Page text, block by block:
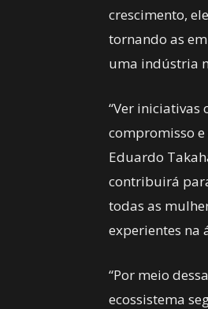
crescimento,
tornando as
uma indústria
“Ver iniciativas
compromisso
Eduardo
contribuirá
todas as
experientes na
“Por meio
ecossistema